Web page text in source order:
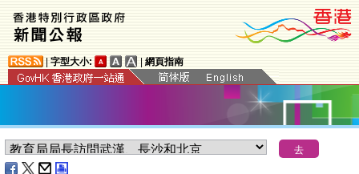
字型大小: 網頁指南